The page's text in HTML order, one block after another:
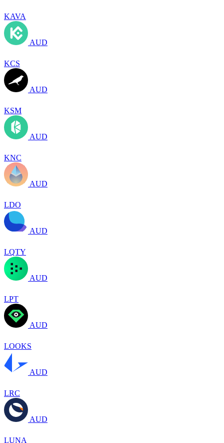
KAVA
AUD
KCS
AUD
KSM
AUD
KNC
AUD
LDO
AUD
LQTY
AUD
LPT
AUD
LOOKS
AUD
LRC
AUD
LUNA